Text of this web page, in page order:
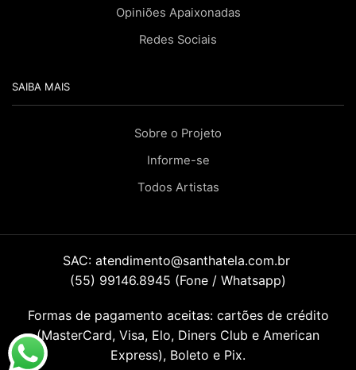
Opiniões Apaixonadas
Redes Sociais
SAIBA MAIS
Sobre o Projeto
Informe-se
Todos Artistas
SAC: atendimento@santhatela.com.br
(55) 99146.8945 (Fone / Whatsapp)
Formas de pagamento aceitas: cartões de crédito
(MasterCard, Visa, Elo, Diners Club e American
Express), Boleto e Pix.